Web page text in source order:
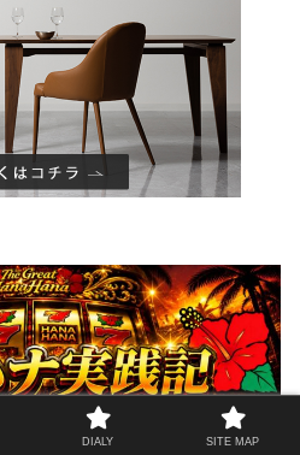
DIALY SITE MAP